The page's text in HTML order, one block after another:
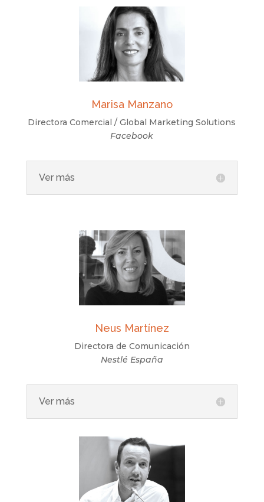
Marisa Manzano
Directora Comercial / Global Marketing Solutions
Facebook
Ver más
Neus Martínez
Directora de Comunicación
Nestlé España
Ver más